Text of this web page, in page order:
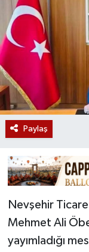
Paylaş
Nevşehir
Mehmet Ali
yayımladığı